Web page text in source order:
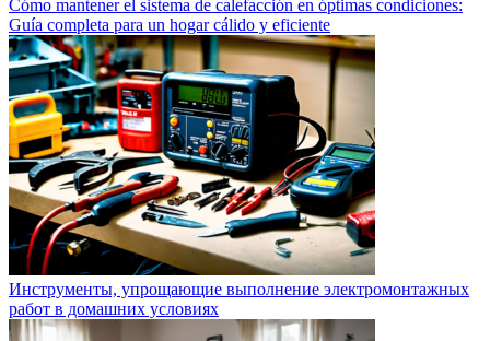
Cómo mantener el sistema de calefacción en óptimas condiciones:
Guía completa para un hogar cálido y eficiente
Инструменты, упрощающие выполнение электромонтажных
работ в домашних условиях